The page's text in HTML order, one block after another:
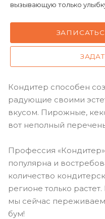
вызывающую только
Кондитер способен
радующие своими
вкусом. Пирожные,
вот неполный
Профессия
популярна и
количество
регионе только
мы сейчас
бум!